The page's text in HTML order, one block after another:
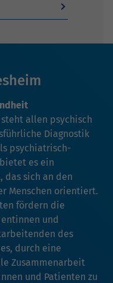
allen psychisch
Diagnostik
psychiatrisch-
es ein
das sich an den
Menschen orientiert.
fördern die
und
des
durch eine
Zusammenarbeit
und Patienten zu